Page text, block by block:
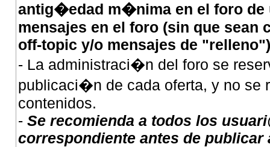
antig�edad m�nima en el foro
mensajes en el foro (sin que
off-topic y/o mensajes de
- La administraci�n del foro se
publicaci�n de cada oferta, y no
contenidos.
- Se recomienda a todos los
correspondiente antes de publicar